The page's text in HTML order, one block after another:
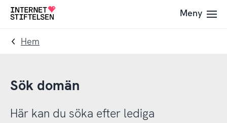
Till
navigering
Till
innehåll
Till
Meny
Hem
Sök domän
Här kan du söka efter lediga